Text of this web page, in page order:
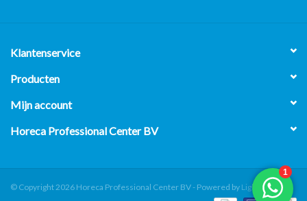
Klantenservice
Producten
Mijn account
Horeca Professional Center BV
© Copyright 2026 Horeca Professional Center BV - Powered by Lightspeed